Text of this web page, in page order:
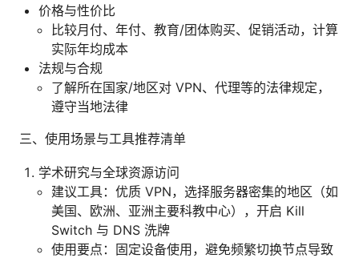
价格与性价比
比较月付、年付、教育/团体购买、促销活动，计算
实际年均成本
法规与合规
了解所在国家/地区对 VPN、代理等的法律规定，
遵守当地法律
三、使用场景与工具推荐清单
学术研究与全球资源访问
建议工具：优质 VPN，选择服务器密集的地区（如
美国、欧洲、亚洲主要科教中心），开启 Kill
Switch 与 DNS 洗牌
使用要点：固定设备使用，避免频繁切换节点导致